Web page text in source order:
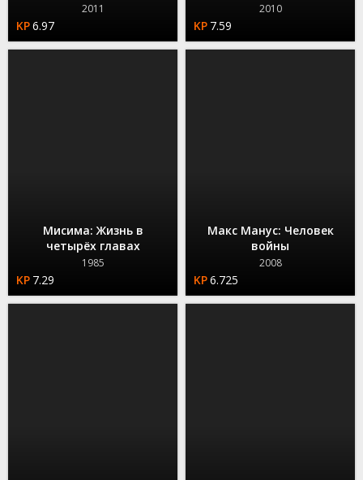
2011
6.97
2010
7.59
Мисима: Жизнь в
четырёх главах
1985
7.29
Макс Манус: Человек
войны
2008
6.725